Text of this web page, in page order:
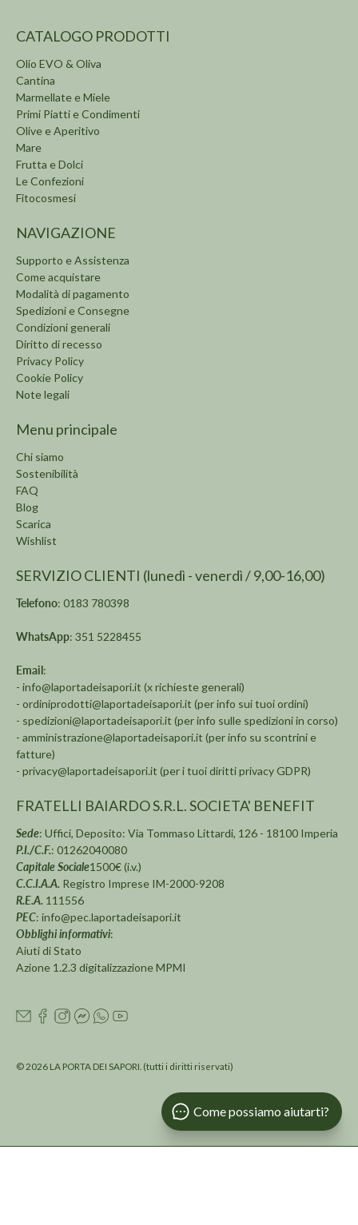
CATALOGO PRODOTTI
Olio EVO & Oliva
Cantina
Marmellate e Miele
Primi Piatti e Condimenti
Olive e Aperitivo
Mare
Frutta e Dolci
Le Confezioni
Fitocosmesi
NAVIGAZIONE
Supporto e Assistenza
Come acquistare
Modalità di pagamento
Spedizioni e Consegne
Condizioni generali
Diritto di recesso
Privacy Policy
Cookie Policy
Note legali
Menu principale
Chi siamo
Sostenibilità
FAQ
Blog
Scarica
Wishlist
SERVIZIO CLIENTI (lunedì - venerdì / 9,00-16,00)
Telefono: 0183 780398
WhatsApp: 351 5228455
Email:
- info@laportadeisapori.it (x richieste generali)
- ordiniprodotti@laportadeisapori.it (per info sui tuoi ordini)
- spedizioni@laportadeisapori.it (per info sulle spedizioni in corso)
- amministrazione@laportadeisapori.it (per info su scontrini e
fatture)
- privacy@laportadeisapori.it (per i tuoi diritti privacy GDPR)
FRATELLI BAIARDO S.R.L. SOCIETA' BENEFIT
Sede: Uffici, Deposito: Via Tommaso Littardi, 126 - 18100 Imperia
P.I./C.F.: 01262040080
Capitale Sociale1500€ (i.v.)
C.C.I.A.A. Registro Imprese IM-2000-9208
R.E.A. 111556
PEC: info@pec.laportadeisapori.it
Obblighi informativi:
Aiuti di Stato
Azione 1.2.3 digitalizzazione MPMI
© 2026 LA PORTA DEI SAPORI (tutti i diritti riservati)
Come possiamo aiutarti?